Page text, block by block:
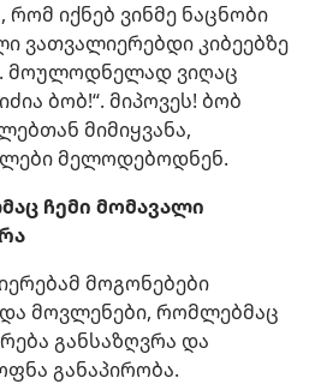
იქნებ ვინმე ნაცნობი
ვათვალიერებდი კიბეებზე
მოულოდნელად ვიღაც
ბობ!“. მიპოვეს! ბობ
მიმიყვანა,
მელოდებოდნენ.
ჩემი მომავალი
მოგონებები
მოვლენები, რომლებმაც
განსაზღვრა და
განაპირობა.